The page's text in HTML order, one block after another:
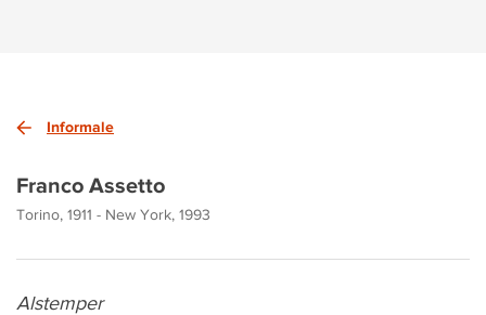
Informale
Franco Assetto
Torino, 1911 - New York, 1993
Alstemper